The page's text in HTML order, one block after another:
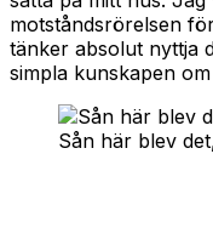
motståndsrörelsen
tänker absolut nyttja
simpla kunskapen
Sån här blev